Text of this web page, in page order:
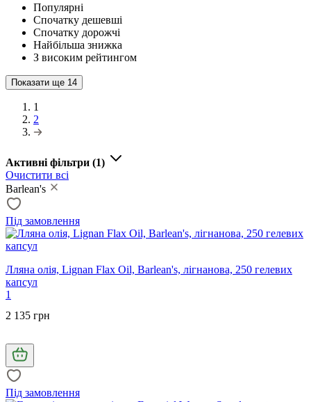
Популярні
Спочатку дешевші
Спочатку дорожчі
Найбільша знижка
З високим рейтингом
Показати ще 14
1
2
Активні фільтри (1)
Очистити всі
Barlean's
Під замовлення
Лляна олія, Lignan Flax Oil, Barlean's, лігнанова, 250 гелевих
капсул
1
2 135 грн
Під замовлення